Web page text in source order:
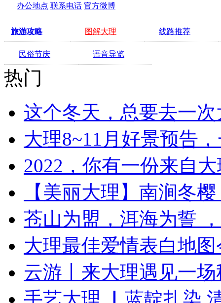
办公地点 联系电话 官方微博
旅游攻略 图解大理 线路推荐
民俗节庆 语音导览
热门
这个冬天，总要去一
大理8~11月好景预告
2022，你有一份来自
【美丽大理】南涧冬
苍山为盟，洱海为誓
大理最佳爱情表白地
云游丨来大理遇见一